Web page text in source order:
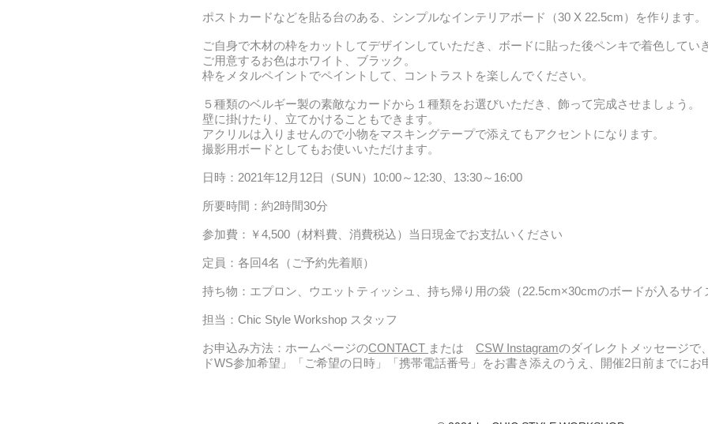
ポストカードなどを貼る台のある、シンプルなインテリアボード（30 X 22.5cm）を作ります。
ご自身で木材の枠をカットしてデザインしていただき、ボードに貼った後ペンキで着色してい
ご用意するお色はホワイト、ブラック。
枠をメタルペイントでペイントして、コントラストを楽しんでください。
５種類のベルギー製の素敵なカードから１種類をお選びいただき、飾って完成させましょう。
壁に掛けたり、立てかけることもできます。
アクリルは入りませんので小物をマスキングテープで添えてもアクセントになります。
撮影用ボードとしてもお使いいただけます。
日時：2021年12月12日（SUN）10:00～12:30、13:30～16:00
所要時間：約2時間30​分
参加費：￥4,500（材料費、消費税込）当日現金でお支払いください
定員：各回4名（ご予約先着順）
持ち物：エプロン、ウエットティッシュ、持ち帰り用の袋（22.5cm×30cmのボードが入るサイ
担当：Chic Style Workshop スタッフ
​お申込み方法：ホームページのCONTACT または CSW Instagramのダイレクトメッセージで
ドWS参加希望」「ご希望の日時」「携帯電話番号」をお書き添えのうえ、開催2日前までにお